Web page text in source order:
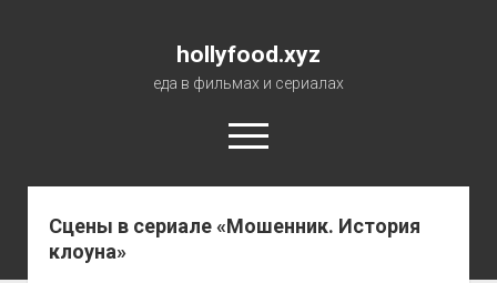
hollyfood.xyz
еда в фильмах и сериалах
open
menu
О сайте
Сцены в сериале «Мошенник. История
клоуна»